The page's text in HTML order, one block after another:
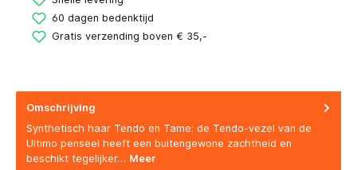
60 dagen bedenktijd
Gratis verzending boven € 35,-
Omschrijving
Synthetisch haar Tendo en Tame: de Tendo-vezel van de
Ultimo penseel heeft een buitengewone zachtheid en
beschikt tegelijker… Meer